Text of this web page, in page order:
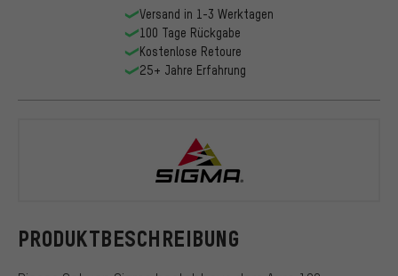
PRODUKTBESCHREIBUNG
Versand in 1-3 Werktagen
100 Tage Rückgabe
Kostenlose Retoure
25+ Jahre Erfahrung